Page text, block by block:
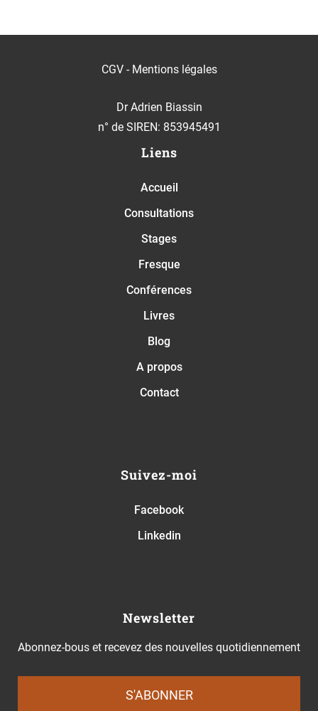
CGV- Mentions légales
Dr Adrien Biassin
n° de SIREN: 853945491
Liens
Accueil
Consultations
Stages
Fresque
Conférences
Livres
Blog
A propos
Contact
Suivez-moi
Facebook
Linkedin
Newsletter
Abonnez-bous et recevez des nouvelles quotidiennement
S'ABONNER